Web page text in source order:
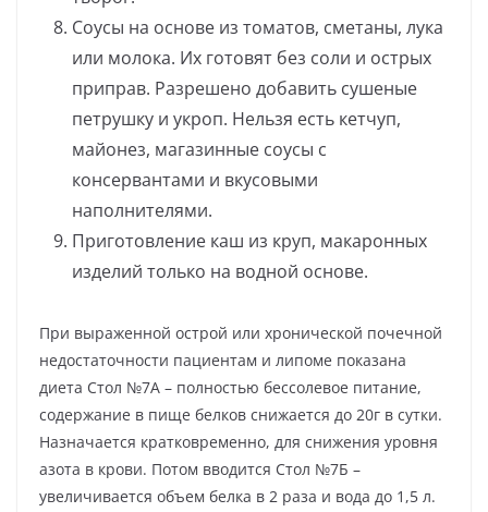
Соусы на основе из томатов, сметаны, лука
или молока. Их готовят без соли и острых
приправ. Разрешено добавить сушеные
петрушку и укроп. Нельзя есть кетчуп,
майонез, магазинные соусы с
консервантами и вкусовыми
наполнителями.
Приготовление каш из круп, макаронных
изделий только на водной основе.
При выраженной острой или хронической почечной
недостаточности пациентам и липоме показана
диета Стол №7А – полностью бессолевое питание,
содержание в пище белков снижается до 20г в сутки.
Назначается кратковременно, для снижения уровня
азота в крови. Потом вводится Стол №7Б –
увеличивается объем белка в 2 раза и вода до 1,5 л.